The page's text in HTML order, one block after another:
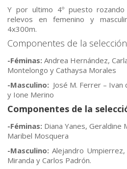
Y por ultimo 4º puesto
relevos en femenino y
4x300m.
Componentes de la
-Féminas: Andrea Hernández,
Montelongo y Cathaysa Morales
-Masculino: José M. Ferrer – Ivan
y Ione Merino
Componentes de la
-Féminas: Diana Yanes, Geraldine
Maribel Mosquera
-Masculino: Alejandro
Miranda y Carlos Padrón.